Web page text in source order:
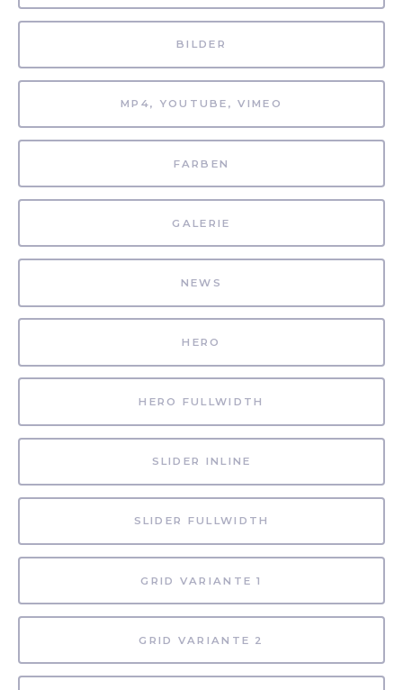
BILDER
MP4, YOUTUBE, VIMEO
FARBEN
GALERIE
NEWS
HERO
HERO FULLWIDTH
SLIDER INLINE
SLIDER FULLWIDTH
GRID VARIANTE 1
GRID VARIANTE 2